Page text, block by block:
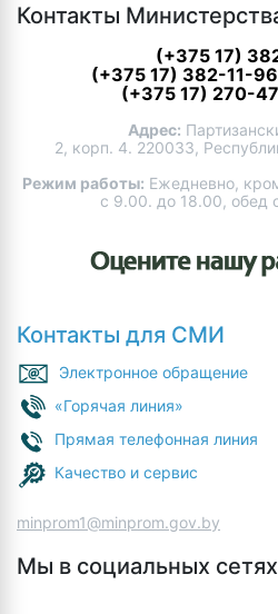
Контакты
(+375 17)
(+375 17) 382-11-
(+375 17) 270-
Адрес:
2, корп. 4. 220033,
Режим работы: Ежедневно,
с 9.00. до 18.00, обед
Контакты для СМИ
Электронное обращение
«Горячая линия»
Прямая телефонная линия
Качество и сервис
minprom1@minprom.gov.by
Мы в социальных